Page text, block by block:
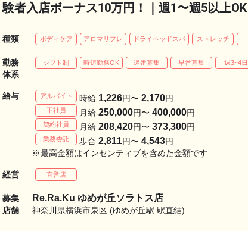
験者入店ボーナス10万円！｜週1〜週5以上OK
種類 ボディケア アロマリフレ ドライヘッドスパ ストレッチ
勤務
体系
シフト制 時短勤務OK 遅番募集 早番募集 週3~4日
給与 アルバイト 時給 1,226円〜2,170円
正社員 月給250,000円〜400,000円
契約社員 月給208,420円〜373,300円
業務委託 歩合2,811円〜4,543円
※最高金額はインセンティブを含めた金額です
経営 直営店
募集
店舗
Re.Ra.Ku ゆめが丘ソラトス店
神奈川県横浜市泉区 (ゆめが丘駅 駅直結)